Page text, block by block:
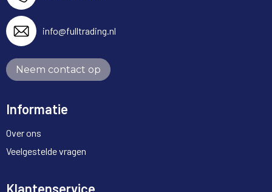
info@fulltrading.nl
Neem contact op
Informatie
Over ons
Veelgestelde vragen
Klantenservice